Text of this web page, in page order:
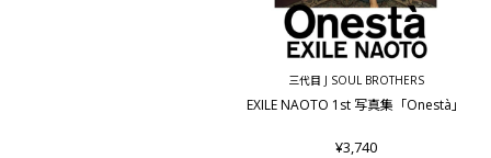
三代目 J SOUL BROTHERS
EXILE NAOTO 1st 写真集「Onestà」
¥3,740